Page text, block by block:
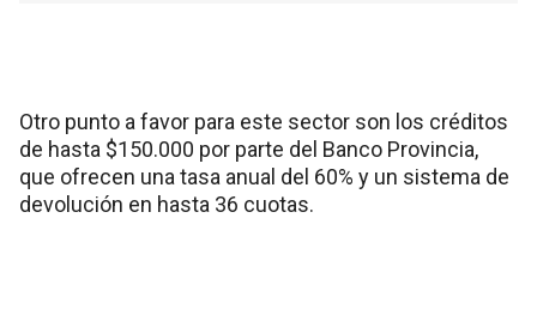
Otro punto a favor para este sector son los créditos
de hasta $150.000 por parte del Banco Provincia,
que ofrecen una tasa anual del 60% y un sistema de
devolución en hasta 36 cuotas.